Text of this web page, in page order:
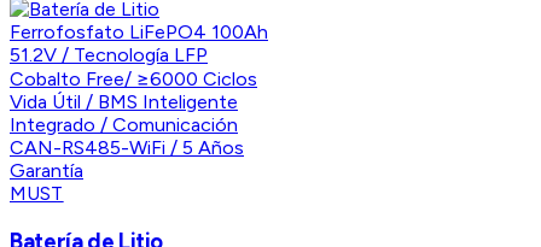
MUST
Batería de Litio